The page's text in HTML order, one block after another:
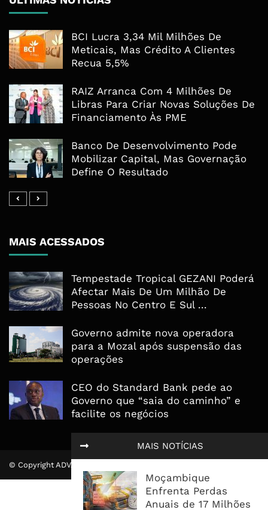
MAIS NOTÍCIAS
Moçambique
Enfrenta Perdas
Anuais de 17 Milhões
BCI Lucra 3,34 Mil Milhões De
Meticais, Mas Crédito A Clientes
Recua 5,5%
RAIZ Arranca Com 4 Milhões De
Libras Para Criar Novas Soluções De
Financiamento Às PME
Banco De Desenvolvimento Pode
Mobilizar Capital, Mas Governação
Define O Resultado
MAIS ACESSADOS
Tempestade Tropical GEZANI Poderá
Afectar Mais De Um Milhão De
Pessoas No Centro E Sul ...
Governo admite nova operadora
para a Mozal após suspensão das
operações
CEO do Standard Bank pede ao
Governo que “saia do caminho” e
facilite os negócios
© Copyright ADVALUE. Todos Direitos Reservados.